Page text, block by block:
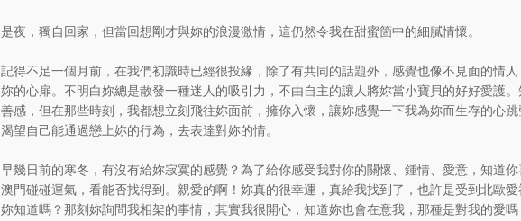
是夜，獨自回家，但當回想剛才與妳的浪漫激情，這仍然令我在甜蜜箇中的細膩情懷。
記得不足一個月前，在我們初識時已經很投緣，除了有共同的話題外，感覺也像不見面的情
妳的心扉。不明白妳總是散發一種迷人的吸引力，不由自主的讓人將妳當小寶貝的好好愛護
善感，但在那些時刻，我都想立刻飛往妳面前，擁你入懷，讓妳感覺一下我為妳而生存的心
渴望自己能通過戀上妳的行為，去表達對妳的情。
早幾日前的寒冬，有沒有給妳寂寞的感覺？為了給你感受我對你的關懷、鍾情、愛意，知道
澳門碰碰運氣，看能否找得到。親愛的啊！妳真的很幸運，真給我找到了，也許是受到北歐
妳知道嗎？那刻妳詢問我相架的事情，其實我很開心，知道妳也會在意我，那種是對我的愛